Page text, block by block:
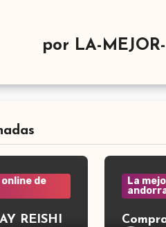
por LA-
de
REISHI
La